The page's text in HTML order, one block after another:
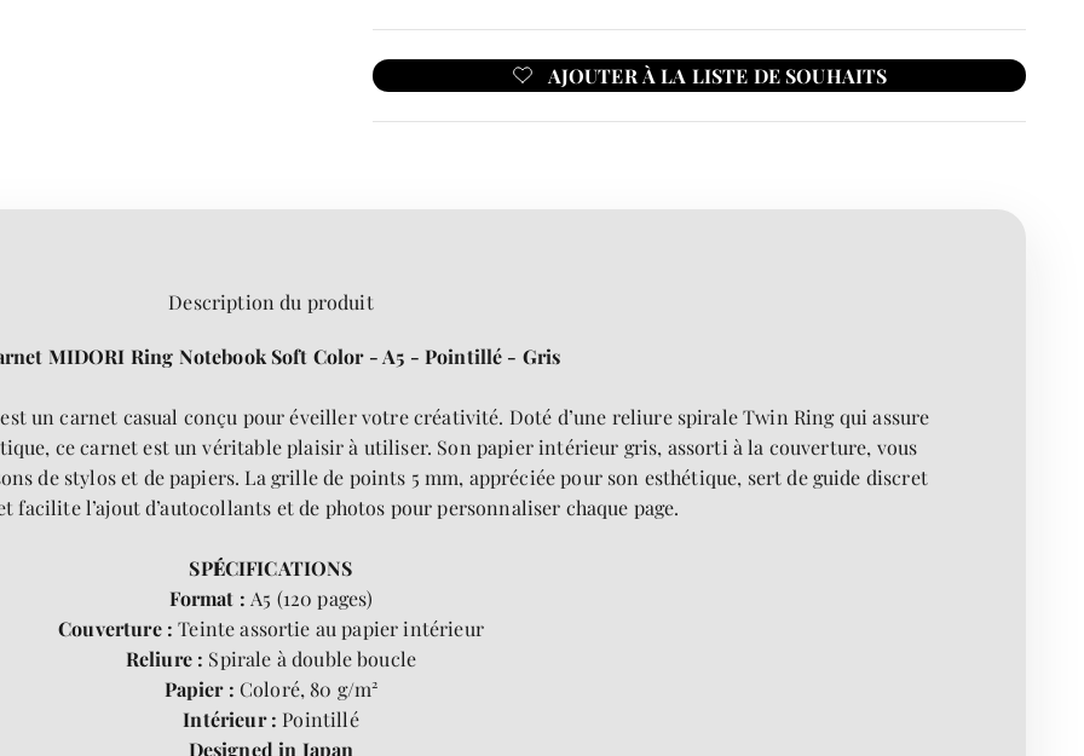
Description du produit
MIDORI Ring Notebook Soft Color - A5 - Pointillé - Gris
un carnet casual conçu pour éveiller votre créativité. Doté d’une reliure spirale Twin Ring qui assure
ce carnet est un véritable plaisir à utiliser. Son papier intérieur gris, assorti à la couverture, vous
de stylos et de papiers. La grille de points 5 mm, appréciée pour son esthétique, sert de guide discret
facilite l’ajout d’autocollants et de photos pour personnaliser chaque page.
SPÉCIFICATIONS
Format : A5 (120 pages)
Couverture :Teinte assortie au papier intérieur
Reliure : Spirale à double boucle
Papier : Coloré, 80 g/m²
Intérieur : Pointillé
Designed in Japan